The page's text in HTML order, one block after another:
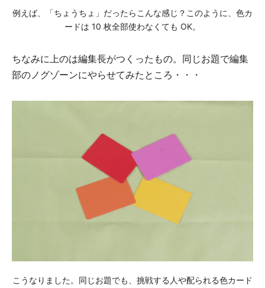
例えば、「ちょうちょ」だったらこんな感じ？このように、⾊カ
ードは 10 枚全部使わなくても OK。
ちなみに上のは編集⻑がつくったもの。同じお題で編集
部のノグゾーンにやらせてみたところ・・・
こうなりました。同じお題でも、挑戦する⼈や配られる⾊カード